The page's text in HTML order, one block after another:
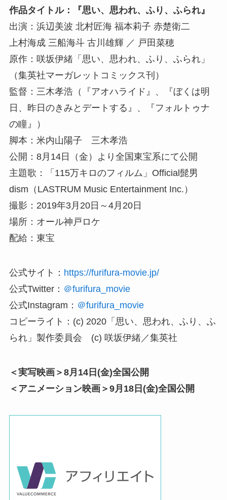
作品タイトル：『思い、思われ、ふり、ふられ』
出演：浜辺美波 北村匠海 福本莉子 赤楚衛二
上村海成 三船海斗 古川雄輝 ／ 戸田菜穂
原作：咲坂伊緒「思い、思われ、ふり、ふられ」
（集英社マーガレットコミックス刊）
監督：三木孝浩（『アオハライド』、『ぼくは明
日、昨日のきみとデートする』、『フォルトゥナ
の瞳』）
脚本：米内山陽子 三木孝浩
公開：8月14日（金）より全国東宝系にて公開
主題歌：「115万キロのフィルム」Official髭男
dism（LASTRUM Music Entertainment Inc.）
撮影：2019年3月20日～4月20日
場所：オール神戸ロケ
配給：東宝
公式サイト： https://furifura-movie.jp/
公式Twitter： ＠furifura_movie
公式Instagram： ＠furifura_movie
コピーライト：(c) 2020「思い、思われ、ふり、ふ
られ」製作委員会 (c) 咲坂伊緒／集英社
＜実写映画＞8月14日(金)全国公開
＜アニメーション映画＞9月18日(金)全国公開